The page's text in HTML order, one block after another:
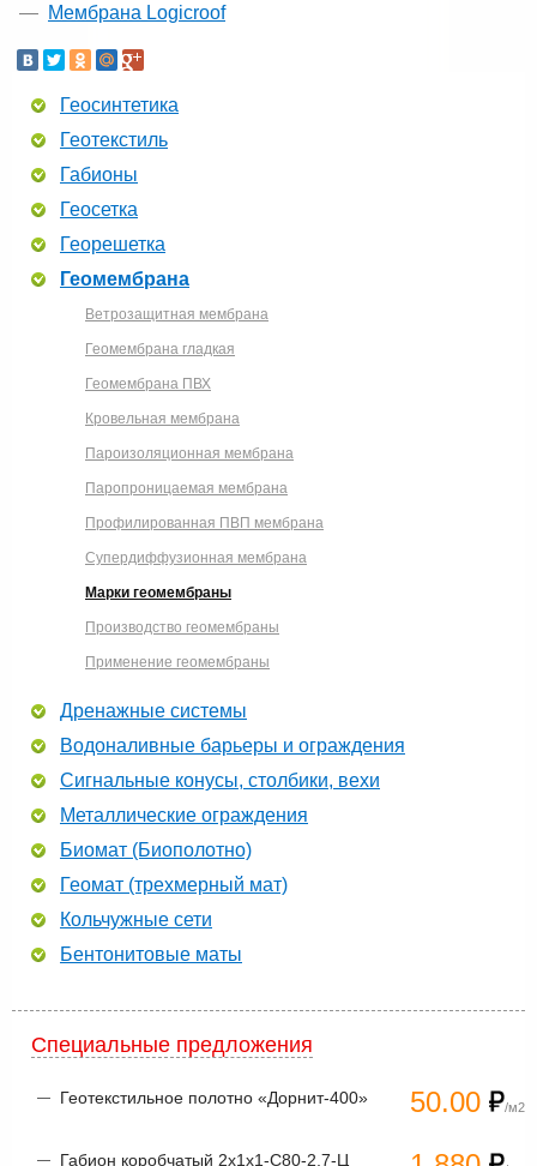
Мембрана Logicroof
Геосинтетика
Геотекстиль
Габионы
Геосетка
Георешетка
Геомембрана
Ветрозащитная мембрана
Геомембрана гладкая
Геомембрана ПВХ
Кровельная мембрана
Пароизоляционная мембрана
Паропроницаемая мембрана
Профилированная ПВП мембрана
Супердиффузионная мембрана
Марки геомембраны
Производство геомембраны
Применение геомембраны
Дренажные системы
Водоналивные барьеры и ограждения
Сигнальные конусы, столбики, вехи
Металлические ограждения
Биомат (Биополотно)
Геомат (трехмерный мат)
Кольчужные сети
Бентонитовые маты
Специальные предложения
50.00 /м2
Геотекстильное полотно «Дорнит-400»
Габион коробчатый 2х1х1-С80-2,7-Ц